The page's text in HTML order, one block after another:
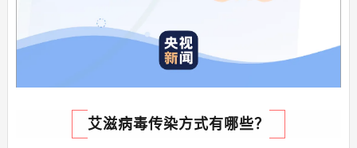
艾滋病毒传染方式有哪些？